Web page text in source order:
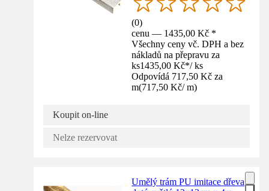
(0)
cenu — 1435,00 Kč *
Všechny ceny vč. DPH a bez
nákladů na přepravu za
ks1435,00 Kč*/ ks
Odpovídá 717,50 Kč za
m(717,50 Kč/ m)
Koupit on-line
Nelze rezervovat
Umělý trám PU imitace dřeva